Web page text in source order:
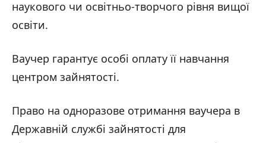
наукового чи освітньо-творчого рівня вищої
освіти.
Ваучер гарантує особі оплату її навчання
центром зайнятості.
Право на одноразове отримання ваучера в
Державній службі зайнятості для